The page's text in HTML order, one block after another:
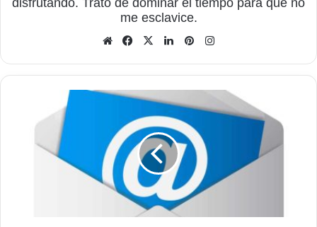
disfrutando. Trato de dominar el tiempo para que no
me esclavice.
Sitio
Facebook
X LinkedInPinterest
EmailTray,
cliente